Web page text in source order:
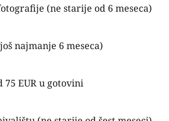
(ne starije od 6 meseca)
najmanje 6 meseca)
75 EUR u gotovini